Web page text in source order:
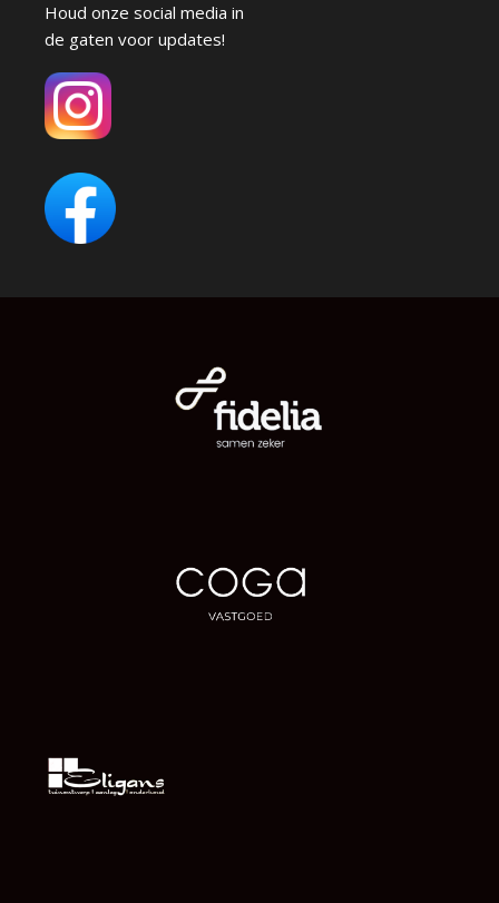
Houd onze social media in
de gaten voor updates!